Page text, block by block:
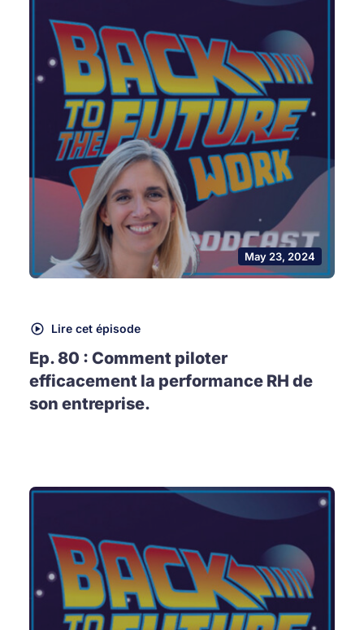
May 23, 2024
Lire cet épisode
Ep. 80 : Comment piloter
efficacement la performance RH de
son entreprise.